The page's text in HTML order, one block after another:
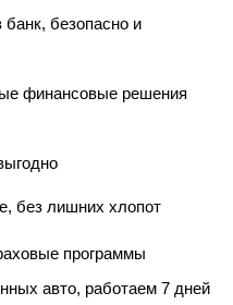
безопасно и
финансовые решения
без лишних хлопот
программы
авто, работаем 7 дней